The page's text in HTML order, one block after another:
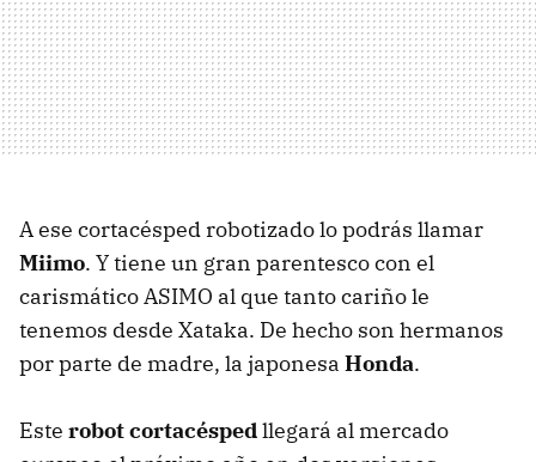
A ese cortacésped robotizado lo podrás llamar
Miimo. Y tiene un gran parentesco con el
carismáticoASIMO al que tanto cariño le
tenemos desde Xataka. De hecho son hermanos
por parte de madre, la japonesa Honda.
Este robot cortacéspedllegará al mercado